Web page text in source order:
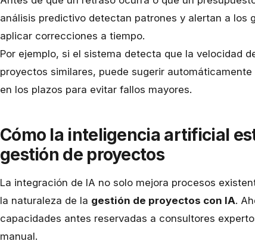
análisis predictivo detectan patrones y alertan a los
aplicar correcciones a tiempo.
Por ejemplo, si el sistema detecta que la velocidad
proyectos similares, puede sugerir
en los plazos para evitar fallos mayores.
Cómo la inteligencia artificial
gestión de proyectos
La integración de IA no solo mejora procesos
la naturaleza de la gestión de proyectos con IA.
capacidades antes reservadas a consultores
manual.